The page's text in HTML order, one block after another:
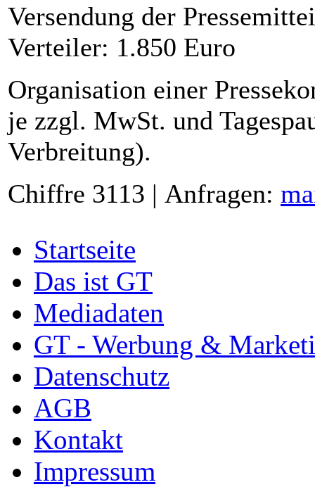
Versendung der
Verteiler: 1.850 Euro
Organisation einer
je zzgl. MwSt. und
Verbreitung).
Chiffre 3113 | Anfragen:
Startseite
Das ist GT
Mediadaten
GT - Werbung &
Datenschutz
AGB
Kontakt
Impressum